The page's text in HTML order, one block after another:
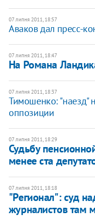
07 липня 2011, 18:57
Аваков дал пресс-
07 липня 2011, 18:47
На Романа
07 липня 2011, 18:37
Тимошенко: "наезд"
оппозиции
07 липня 2011, 18:29
Судьбу
менее ста
07 липня 2011, 18:18
"Регионал": суд
журналистов там